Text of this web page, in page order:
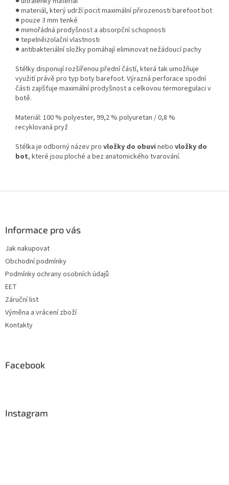
● materiál, který udrží pocit maximální přirozenosti barefoot bot
● pouze 3 mm tenké
● mimořádná prodyšnost a absorpční schopnosti
● tepelněizolační vlastnosti
● antibakteriální složky pomáhají eliminovat nežádoucí pachy
Stélky disponují rozšířenou přední částí, která tak umožňuje
využití právě pro typ boty barefoot. Výrazná perforace spodní
části zajišťuje maximální prodyšnost a celkovou termoregulaci v
botě.
Materiál: 100 % polyester, 99,2 % polyuretan / 0,8 %
recyklovaná pryž
Stélka je odborný název pro vložky do obuvi nebo vložky do
bot, které jsou ploché a bez anatomického tvarování.
Informace pro vás
Jak nakupovat
Obchodní podmínky
Podmínky ochrany osobních údajů
EET
Záruční list
Výměna a vrácení zboží
Kontakty
Facebook
Instagram